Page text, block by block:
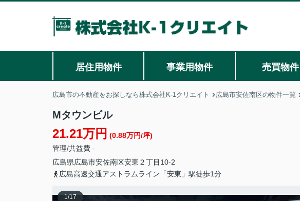
居住用物件 事業用物件 売買物件
広島市の不動産をお探しなら株式会社K-1クリエイト 広島市安佐南区の物件一覧
Mタウンビル
21.21万円 (0.88万円/坪)
管理/共益費 -
広島県広島市安佐南区安東 ２丁目10-2
広島高速交通アストラムライン「安東」駅徒歩1分
1/17